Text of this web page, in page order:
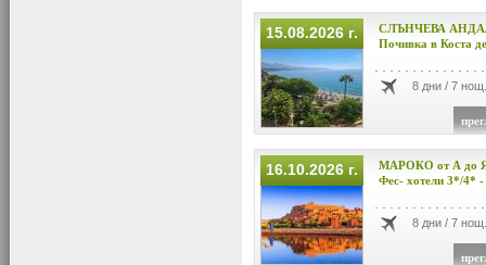
15.08.2026 г.
СЛЪНЧЕВА
Почивка в Коста
8 дни / 7 нощ.
16.10.2026 г.
МАРОКО от А до
Фес- хотели 3*/4* -
8 дни / 7 нощ.